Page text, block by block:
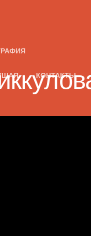
КОНТАКТЫ